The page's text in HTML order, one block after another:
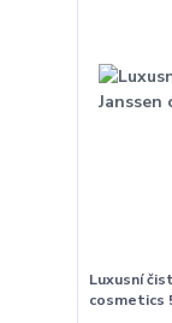
Luxusní
cosmetics